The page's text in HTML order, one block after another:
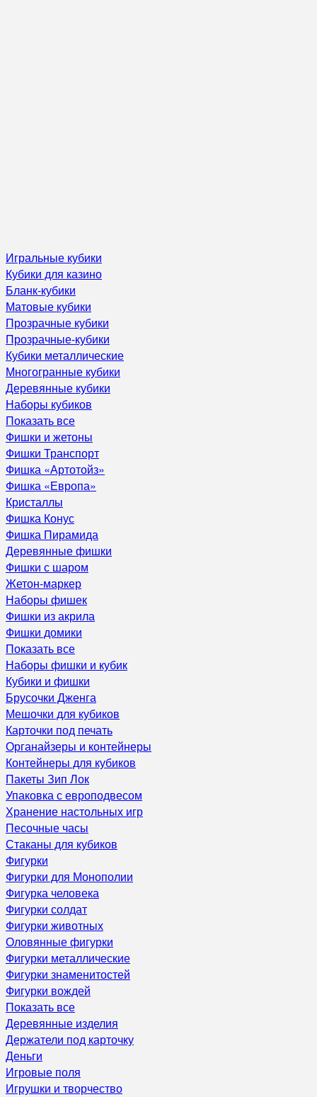
Игральные кубики
Кубики для казино
Бланк-кубики
Матовые кубики
Прозрачные кубики
Прозрачные-кубики
Кубики металлические
Многогранные кубики
Деревянные кубики
Наборы кубиков
Показать все
Фишки и жетоны
Фишки Транспорт
Фишка «Артотойз»
Фишка «Европа»
Кристаллы
Фишка Конус
Фишка Пирамида
Деревянные фишки
Фишки с шаром
Жетон-маркер
Наборы фишек
Фишки из акрила
Фишки домики
Показать все
Наборы фишки и кубик
Кубики и фишки
Брусочки Дженга
Мешочки для кубиков
Карточки под печать
Органайзеры и контейнеры
Контейнеры для кубиков
Пакеты Зип Лок
Упаковка с европодвесом
Хранение настольных игр
Песочные часы
Стаканы для кубиков
Фигурки
Фигурки для Монополии
Фигурка человека
Фигурки солдат
Фигурки животных
Оловянные фигурки
Фигурки металлические
Фигурки знаменитостей
Фигурки вождей
Показать все
Деревянные изделия
Держатели под карточку
Деньги
Игровые поля
Игрушки и творчество